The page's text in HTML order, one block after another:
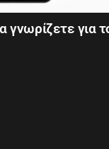
γνωρίζετε για